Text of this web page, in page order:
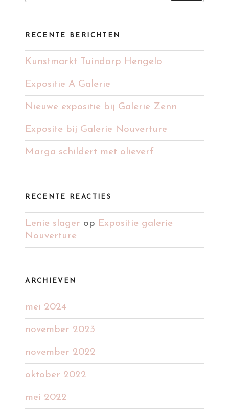
RECENTE BERICHTEN
Kunstmarkt Tuindorp Hengelo
Expositie A Galerie
Nieuwe expositie bij Galerie Zenn
Exposite bij Galerie Nouverture
Marga schildert met olieverf
RECENTE REACTIES
Lenie slager op Expositie galerie
Nouverture
ARCHIEVEN
mei 2024
november 2023
november 2022
oktober 2022
mei 2022